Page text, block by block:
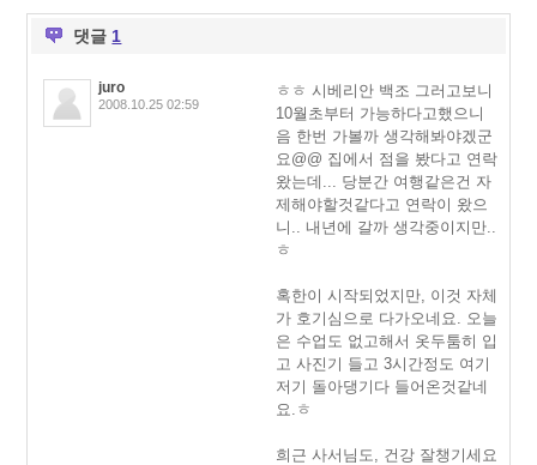
댓글 1
juro
2008.10.25 02:59
ㅎㅎ 시베리안 백조 그러고보니
10월초부터 가능하다고했으니
음 한번 가볼까 생각해봐야겠군
요@@ 집에서 점을 봤다고 연락
왔는데... 당분간 여행같은건 자
제해야할것같다고 연락이 왔으
니.. 내년에 갈까 생각중이지만..
ㅎ
혹한이 시작되었지만, 이것 자체
가 호기심으로 다가오네요. 오늘
은 수업도 없고해서 옷두툼히 입
고 사진기 들고 3시간정도 여기
저기 돌아댕기다 들어온것같네
요.ㅎ
희근 사서님도, 건강 잘챙기세요